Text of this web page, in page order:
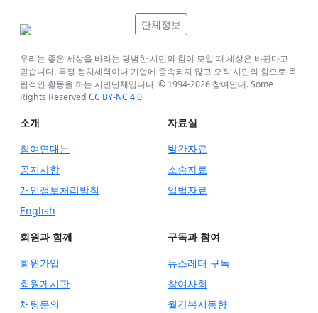
단체정보
우리는 좋은 세상을 바라는 평범한 시민의 힘이 모일 때 세상은 바뀐다고
믿습니다. 특정 정치세력이나 기업에 종속되지 않고 오직 시민의 힘으로 독
립적인 활동을 하는 시민단체입니다. © 1994-2026 참여연대. Some
Rights Reserved CC BY-NC 4.0.
소개
참여연대는
공지사항
개인정보처리방침
English
자료실
발간자료
소송자료
입법자료
회원과 함께
회원가입
회원게시판
채팅문의
구독과 참여
뉴스레터 구독
참여사회
월간복지동향